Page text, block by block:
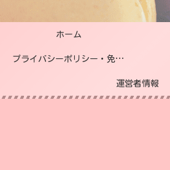
ホーム
プライバシーポリシー・免責事項
運営者情報